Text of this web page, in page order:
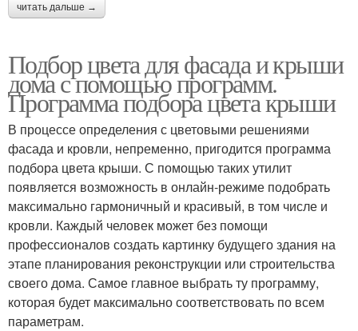
читать дальше →
Подбор цвета для фасада и крыши
дома с помощью программ.
Программа подбора цвета крыши
В процессе определения с цветовыми решениями
фасада и кровли, непременно, пригодится программа
подбора цвета крыши. С помощью таких утилит
появляется возможность в онлайн-режиме подобрать
максимально гармоничный и красивый, в том числе и
кровли. Каждый человек может без помощи
профессионалов создать картинку будущего здания на
этапе планирования реконструкции или строительства
своего дома. Самое главное выбрать ту программу,
которая будет максимально соответствовать по всем
параметрам.